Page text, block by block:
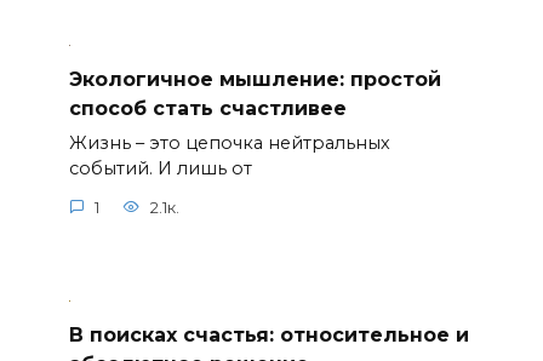
Экологичное мышление: простой
способ стать счастливее
Жизнь – это цепочка нейтральных
событий. И лишь от
1 2.1к.
В поисках счастья: относительное и